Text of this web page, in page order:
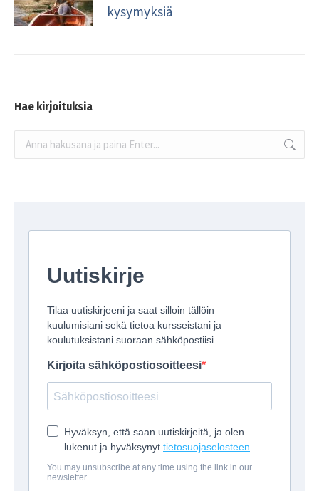
kysymyksiä
Hae kirjoituksia
Search: